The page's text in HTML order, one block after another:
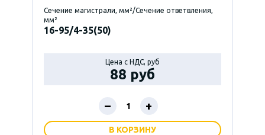
Сечение магистрали, мм²/Сечение ответвления,
мм²
16-95/4-35(50)
Цена с НДС, руб
88 руб
– +
В КОРЗИНУ